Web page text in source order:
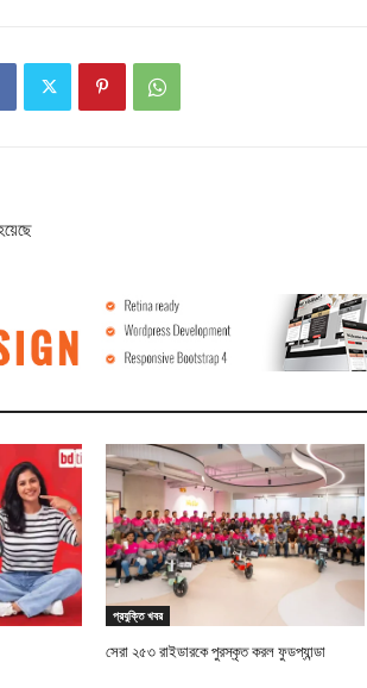
প্রযুক্তি খবর
সেরা ২৫৩ রাইডারকে পুরস্কৃত করল ফুডপ্যান্ডা